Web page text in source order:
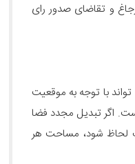
و تقاضای صدور رای
با توجه به موقعیت
جریمه صادر کند. مساحت هر پارکینگ یا احداث گردش 25 متر مربع است. اگر تبدیل مجدد فضا
لحاظ شود، مساحت هر